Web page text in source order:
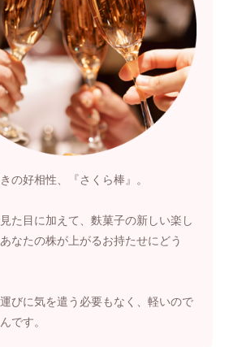
の好相性、『さくら棒』。
た目に加えて、麩菓子の新しい楽し
なたの株が上がるお持たせにどう
びに気を遣う必要もなく、軽いので
です。